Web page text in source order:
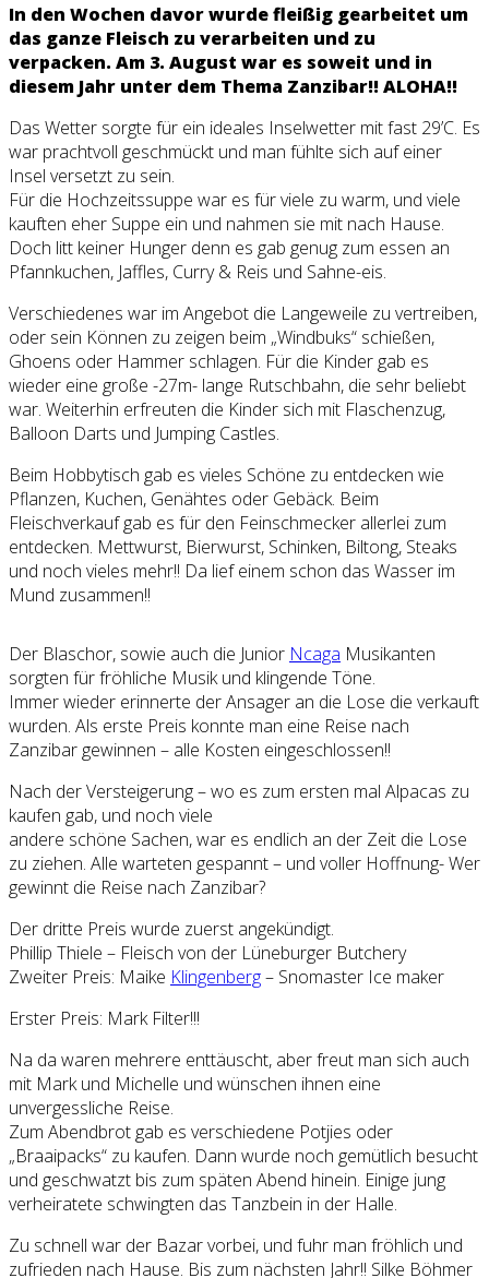
In den Wochen davor wurde fleißig gearbeitet um
das ganze Fleisch zu verarbeiten und zu
verpacken. Am 3. August war es soweit und in
diesem Jahr unter dem Thema Zanzibar!! ALOHA!!
Das Wetter sorgte für ein ideales Inselwetter mit fast 29’C. Es
war prachtvoll geschmückt und man fühlte sich auf einer
Insel versetzt zu sein.
Für die Hochzeitssuppe war es für viele zu warm, und viele
kauften eher Suppe ein und nahmen sie mit nach Hause.
Doch litt keiner Hunger denn es gab genug zum essen an
Pfannkuchen, Jaffles, Curry & Reis und Sahne-eis.
Verschiedenes war im Angebot die Langeweile zu vertreiben,
oder sein Können zu zeigen beim „Windbuks“ schießen,
Ghoens oder Hammer schlagen. Für die Kinder gab es
wieder eine große -27m- lange Rutschbahn, die sehr beliebt
war. Weiterhin erfreuten die Kinder sich mit Flaschenzug,
Balloon Darts und Jumping Castles.
Beim Hobbytisch gab es vieles Schöne zu entdecken wie
Pflanzen, Kuchen, Genähtes oder Gebäck. Beim
Fleischverkauf gab es für den Feinschmecker allerlei zum
entdecken. Mettwurst, Bierwurst, Schinken, Biltong, Steaks
und noch vieles mehr!! Da lief einem schon das Wasser im
Mund zusammen!!
Der Blaschor, sowie auch die Junior Ncaga Musikanten
sorgten für fröhliche Musik und klingende Töne.
Immer wieder erinnerte der Ansager an die Lose die verkauft
wurden. Als erste Preis konnte man eine Reise nach
Zanzibar gewinnen – alle Kosten eingeschlossen!!
Nach der Versteigerung – wo es zum ersten mal Alpacas zu
kaufen gab, und noch viele
andere schöne Sachen, war es endlich an der Zeit die Lose
zu ziehen. Alle warteten gespannt – und voller Hoffnung- Wer
gewinnt die Reise nach Zanzibar?
Der dritte Preis wurde zuerst angekündigt.
Phillip Thiele – Fleisch von der Lüneburger Butchery
Zweiter Preis: Maike Klingenberg– Snomaster Ice maker
Erster Preis: Mark Filter!!!
Na da waren mehrere enttäuscht, aber freut man sich auch
mit Mark und Michelle und wünschen ihnen eine
unvergessliche Reise.
Zum Abendbrot gab es verschiedene Potjies oder
„Braaipacks“ zu kaufen. Dann wurde noch gemütlich besucht
und geschwatzt bis zum späten Abend hinein. Einige jung
verheiratete schwingten das Tanzbein in der Halle.
Zu schnell war der Bazar vorbei, und fuhr man fröhlich und
zufrieden nach Hause. Bis zum nächsten Jahr!! Silke Böhmer